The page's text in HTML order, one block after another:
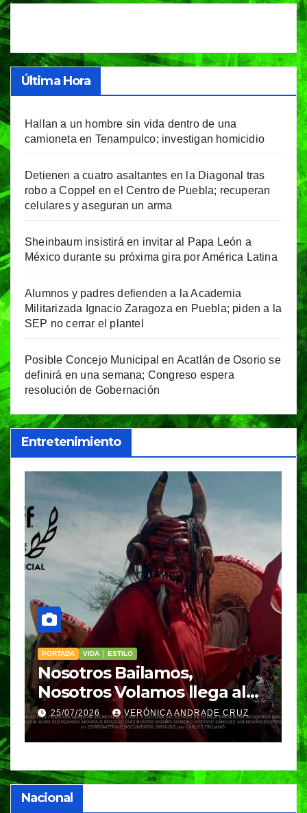
Última Hora
Hallan a un hombre sin vida dentro de una
camioneta en Tenampulco; investigan homicidio
Detienen a cuatro asaltantes en la Diagonal tras
robo a Coppel en el Centro de Puebla; recuperan
celulares y aseguran un arma
Sheinbaum insistirá en invitar al Papa León a
México durante su próxima gira por América Latina
Alumnos y padres defienden a la Academia
Militarizada Ignacio Zaragoza en Puebla; piden a la
SEP no cerrar el plantel
Posible Concejo Municipal en Acatlán de Osorio se
definirá en una semana; Congreso espera
resolución de Gobernación
Entretenimiento
PORTADA VIDA │ ESTILO
Nosotros Bailamos,
Nosotros Volamos llega al
GIFF
25/07/2026 VERÓNICA ANDRADE CRUZ
Nacional